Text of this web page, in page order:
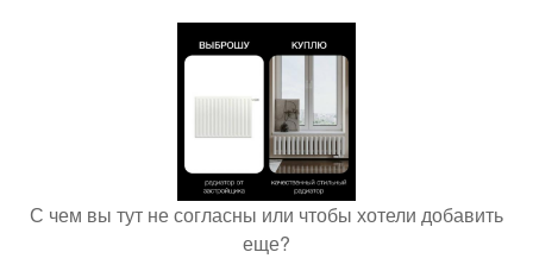
С чем вы тут не согласны или чтобы хотели добавить
еще?